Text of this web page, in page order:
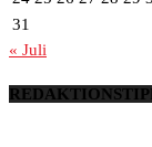
31
« Juli